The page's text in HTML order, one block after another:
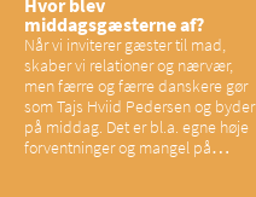
Hvor blev
middagsgæsterne af?
Når vi inviterer gæster til mad,
skaber vi relationer og nærvær,
men færre og færre danskere gør
som Tajs Hviid Pedersen og byder
på middag. Det er bl.a. egne høje
forventninger og mangel på